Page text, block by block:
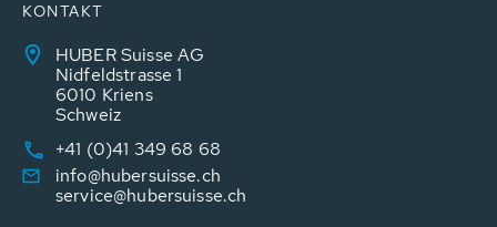
KONTAKT
HUBER Suisse AG
Nidfeldstrasse 1
6010 Kriens
Schweiz
+41 (0)41 349 68 68
info@hubersuisse.ch
service@hubersuisse.ch